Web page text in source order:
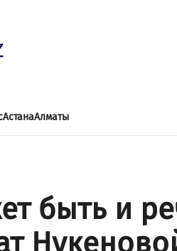
АстанаАлматы
быть и